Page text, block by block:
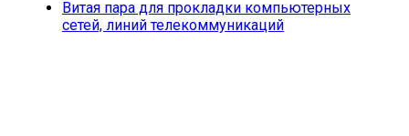
Витая пара для прокладки компьютерных
сетей, линий телекоммуникаций